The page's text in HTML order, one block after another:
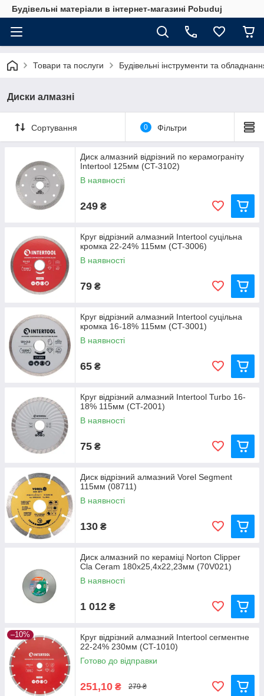
Будівельні матеріали в інтернет-магазині Pobuduj
Товари та послуги Будівельні інструменти та
Диски алмазні
Сортування 0 Фільтри
Диск алмазний відрізний по керамограніту
Intertool 125мм (CT-3102)
В наявності
249 ₴
Круг відрізний алмазний Intertool суцільна
кромка 22-24% 115мм (CT-3006)
В наявності
79 ₴
Круг відрізний алмазний Intertool суцільна
кромка 16-18% 115мм (CT-3001)
В наявності
65 ₴
Круг відрізний алмазний Intertool Turbo 16-
18% 115мм (CT-2001)
В наявності
75 ₴
Диск відрізний алмазний Vorel Segment
115мм (08711)
В наявності
130 ₴
Диск алмазний по кераміці Norton Clipper
Cla Ceram 180x25,4x22,23мм (70V021)
В наявності
1 012 ₴
–10%
Круг відрізний алмазний Intertool сегментне
22-24% 230мм (CT-1010)
Готово до відправки
251,10 ₴ 279 ₴